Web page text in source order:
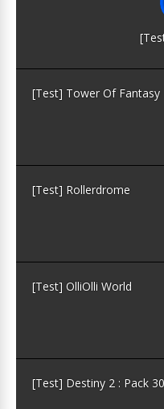
[Test] Tower Of Fantasy
[Test] Rollerdrome
[Test] OlliOlli World
[Test] Destiny 2 : Pack